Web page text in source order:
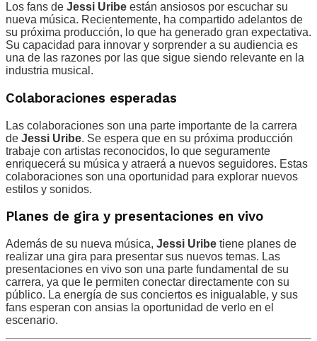
Los fans de Jessi Uribe están ansiosos por escuchar su
nueva música. Recientemente, ha compartido adelantos de
su próxima producción, lo que ha generado gran expectativa.
Su capacidad para innovar y sorprender a su audiencia es
una de las razones por las que sigue siendo relevante en la
industria musical.
Colaboraciones esperadas
Las colaboraciones son una parte importante de la carrera
de Jessi Uribe. Se espera que en su próxima producción
trabaje con artistas reconocidos, lo que seguramente
enriquecerá su música y atraerá a nuevos seguidores. Estas
colaboraciones son una oportunidad para explorar nuevos
estilos y sonidos.
Planes de gira y presentaciones en vivo
Además de su nueva música, Jessi Uribe tiene planes de
realizar una gira para presentar sus nuevos temas. Las
presentaciones en vivo son una parte fundamental de su
carrera, ya que le permiten conectar directamente con su
público. La energía de sus conciertos es inigualable, y sus
fans esperan con ansias la oportunidad de verlo en el
escenario.